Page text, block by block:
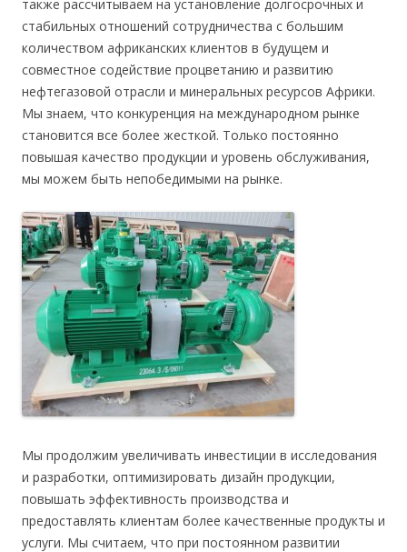
также рассчитываем на установление долгосрочных и
стабильных отношений сотрудничества с большим
количеством африканских клиентов в будущем и
совместное содействие процветанию и развитию
нефтегазовой отрасли и минеральных ресурсов Африки.
Мы знаем, что конкуренция на международном рынке
становится все более жесткой. Только постоянно
повышая качество продукции и уровень обслуживания,
мы можем быть непобедимыми на рынке.
Мы продолжим увеличивать инвестиции в исследования
и разработки, оптимизировать дизайн продукции,
повышать эффективность производства и
предоставлять клиентам более качественные продукты и
услуги. Мы считаем, что при постоянном развитии